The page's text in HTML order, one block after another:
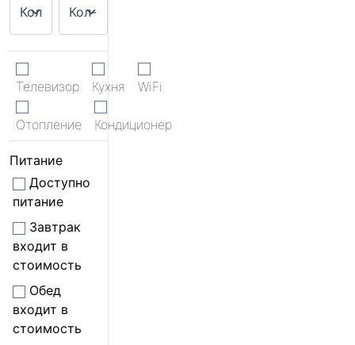
Телевизор Кухня WiFi
Отопление Кондиционер
Питание
Доступно
питание
Завтрак
входит в
стоимость
Обед
входит в
стоимость